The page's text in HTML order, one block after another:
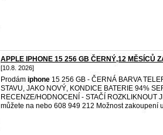
APPLE IPHONE 15 256 GB ČERNÝ,12 MĚSÍCŮ
[10.8. 2026]
Prodám iphone 15 256 GB - ČERNÁ BARVA
STAVU, JAKO NOVÝ, KONDICE BATERIE 94%
RECENZE/HODNOCENÍ - STAČÍ ROZKLIKNOUT
můžete na nebo 608 949 212 Možnost zakoupení